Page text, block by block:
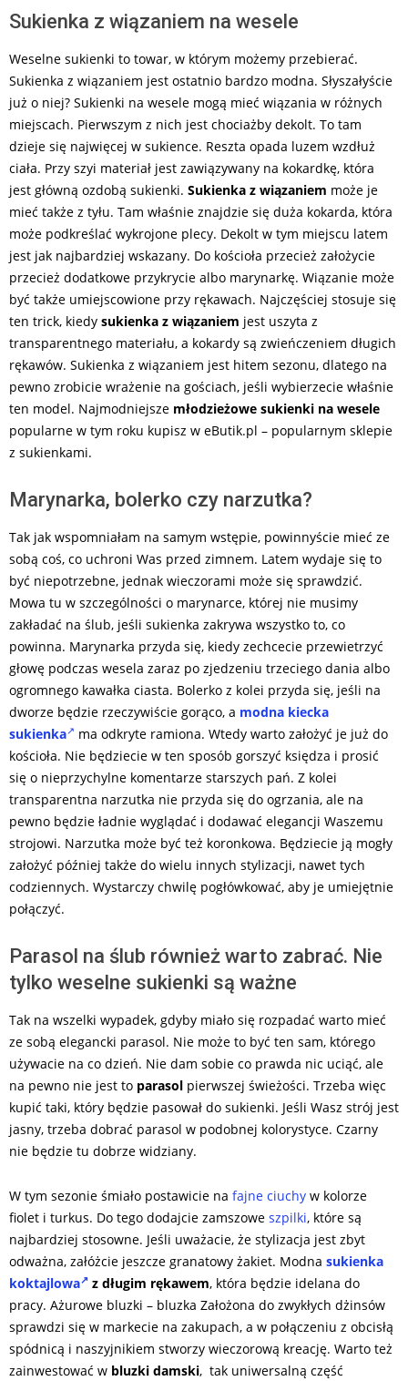
Sukienka z wiązaniem na wesele
Weselne sukienki to towar, w którym możemy przebierać.
Sukienka z wiązaniem jest ostatnio bardzo modna. Słyszałyście
już o niej? Sukienki na wesele mogą mieć wiązania w różnych
miejscach. Pierwszym z nich jest chociażby dekolt. To tam
dzieje się najwięcej w sukience. Reszta opada luzem wzdłuż
ciała. Przy szyi materiał jest zawiązywany na kokardkę, która
jest główną ozdobą sukienki. Sukienka z wiązaniem może je
mieć także z tyłu. Tam właśnie znajdzie się duża kokarda, która
może podkreślać wykrojone plecy. Dekolt w tym miejscu latem
jest jak najbardziej wskazany. Do kościoła przecież założycie
przecież dodatkowe przykrycie albo marynarkę. Wiązanie może
być także umiejscowione przy rękawach. Najczęściej stosuje się
ten trick, kiedy sukienka z wiązaniem jest uszyta z
transparentnego materiału, a kokardy są zwieńczeniem długich
rękawów. Sukienka z wiązaniem jest hitem sezonu, dlatego na
pewno zrobicie wrażenie na gościach, jeśli wybierzecie właśnie
ten model. Najmodniejsze młodzieżowe sukienki na wesele
popularne w tym roku kupisz w eButik.pl – popularnym sklepie
z sukienkami.
Marynarka, bolerko czy narzutka?
Tak jak wspomniałam na samym wstępie, powinnyście mieć ze
sobą coś, co uchroni Was przed zimnem. Latem wydaje się to
być niepotrzebne, jednak wieczorami może się sprawdzić.
Mowa tu w szczególności o marynarce, której nie musimy
zakładać na ślub, jeśli sukienka zakrywa wszystko to, co
powinna. Marynarka przyda się, kiedy zechcecie przewietrzyć
głowę podczas wesela zaraz po zjedzeniu trzeciego dania albo
ogromnego kawałka ciasta. Bolerko z kolei przyda się, jeśli na
dworze będzie rzeczywiście gorąco, a modna kiecka
sukienka
ma odkryte ramiona. Wtedy warto założyć je już do
kościoła. Nie będziecie w ten sposób gorszyć księdza i prosić
się o nieprzychylne komentarze starszych pań. Z kolei
transparentna narzutka nie przyda się do ogrzania, ale na
pewno będzie ładnie wyglądać i dodawać elegancji Waszemu
strojowi. Narzutka może być też koronkowa. Będziecie ją mogły
założyć później także do wielu innych stylizacji, nawet tych
codziennych. Wystarczy chwilę pogłówkować, aby je umiejętnie
połączyć.
Parasol na ślub również warto zabrać. Nie
tylko weselne sukienki są ważne
Tak na wszelki wypadek, gdyby miało się rozpadać warto mieć
ze sobą elegancki parasol. Nie może to być ten sam, którego
używacie na co dzień. Nie dam sobie co prawda nic uciąć, ale
na pewno nie jest to parasol pierwszej świeżości. Trzeba więc
kupić taki, który będzie pasował do sukienki. Jeśli Wasz strój jest
jasny, trzeba dobrać parasol w podobnej kolorystyce. Czarny
nie będzie tu dobrze widziany.
W tym sezonie śmiało postawicie na fajne ciuchy w kolorze
fiolet i turkus. Do tego dodajcie zamszowe szpilki, które są
najbardziej stosowne. Jeśli uważacie, że stylizacja jest zbyt
odważna, załóżcie jeszcze granatowy żakiet. Modna sukienka
koktajlowa
z długim rękawem, która będzie idelana do
pracy. Ażurowe bluzki – bluzka Założona do zwykłych dżinsów
sprawdzi się w markecie na zakupach, a w połączeniu z obcisłą
spódnicą i naszyjnikiem stworzy wieczorową kreację. Warto też
zainwestować w bluzki damski, tak uniwersalną część